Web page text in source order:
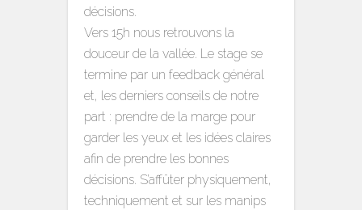
décisions.
Vers 15h nous retrouvons la
douceur de la vallée. Le stage se
termine par un feedback général
et, les derniers conseils de notre
part : prendre de la marge pour
garder les yeux et les idées claires
afin de prendre les bonnes
décisions. S’affûter physiquement,
techniquement et sur les manips